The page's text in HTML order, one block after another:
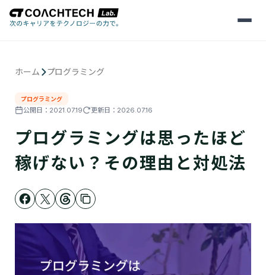
メ
ホーム プログラミング
プログラミング
公開日： 2021.07.19 更新日： 2026.07.16
プログラミングは思ったほど
稼げない？その理由と対処法